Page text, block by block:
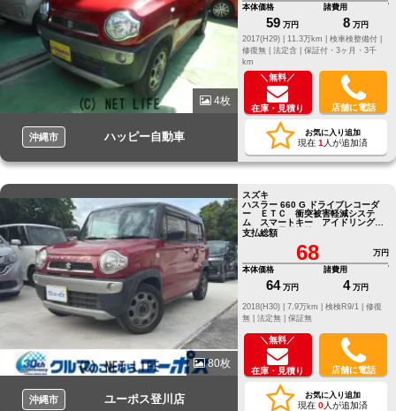
4枚
沖縄市 ハッピー自動車
本体価格
59 万円
諸費用
8 万円
2017(H29) |
11.3万km |
検車検整備付 |
修復無 | 法定含 | 保証付・3ヶ月・3千
km
＼無料／
在庫・見積り 店舗に電話
お気に入り追加
現在 1 人が追加済
80枚
沖縄市 ユーポス登川店
スズキ
ハスラー 660 G ドライブレコーダ
ー ＥＴＣ 衝突被害軽減システ
ム スマートキー アイドリングス
トップ 電動格納ミラー
支払総額
68
万円
本体価格
64 万円
諸費用
4 万円
修復
無 | 法定無 | 保証無
＼無料／
在庫・見積り 店舗に電話
お気に入り追加
現在 0人が追加済